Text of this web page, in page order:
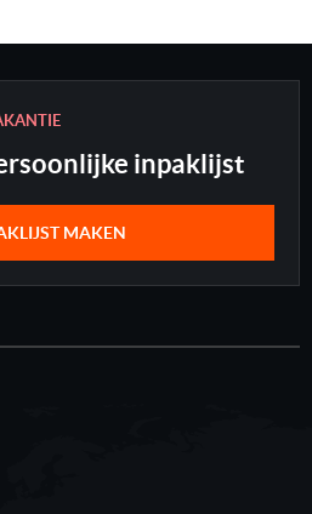
inpaklijst
MAKEN